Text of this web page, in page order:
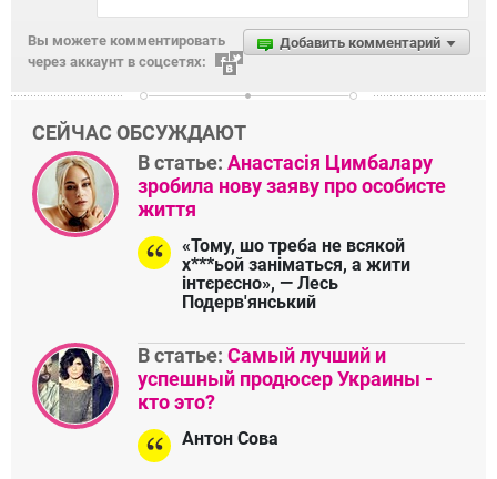
Добавить комментарий
Вы можете комментировать
через аккаунт в соцсетях:
СЕЙЧАС ОБСУЖДАЮТ
В статье: Анастасія Цимбалару
зробила нову заяву про особисте
життя
«Тому, шо треба не всякой
х***ьой заніматься, а жити
інтєрєсно», — Лесь
Подерв'янський
В статье: Самый лучший и
успешный продюсер Украины -
кто это?
Антон Сова